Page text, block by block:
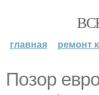
главная ремонт
Позор